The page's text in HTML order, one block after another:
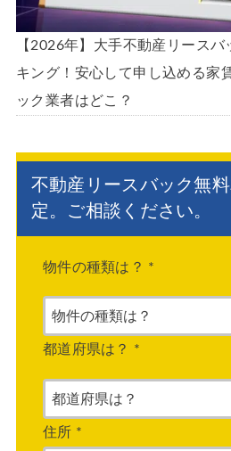
【2026年】大手不動産リース
キング！安心して申し込める家
ック業者はどこ？
不動産リースバック無
定。ご相談ください。
物件の種類は？ *
都道府県は？ *
住所 *